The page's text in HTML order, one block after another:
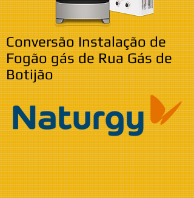
Conversão Instalação de
Fogão gás de Rua Gás de
Botijão